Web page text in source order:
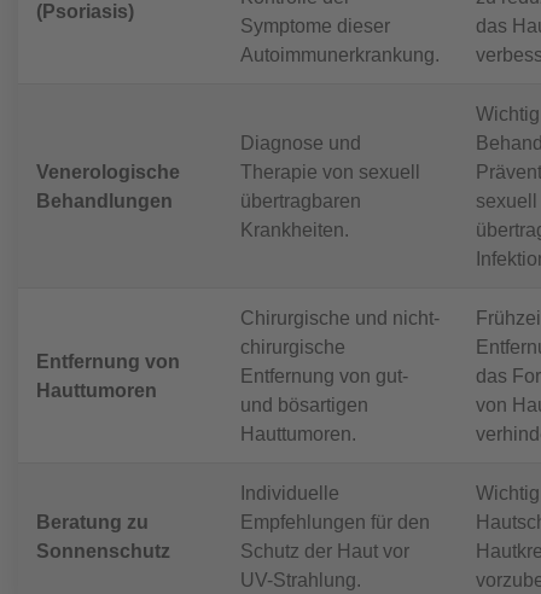
(Psoriasis)
Symptome dieser
Autoimmunerkrankung.
das
Venerologische
Behandlungen
Diagnose und
Therapie von sexuell
übertragbaren
Krankheiten.
sexuell
Entfernung von
Hauttumoren
Chirurgische und nicht-
chirurgische
Entfernung von gut-
und bösartigen
Hauttumoren.
das
von
Beratung zu
Sonnenschutz
Individuelle
Empfehlungen für den
Schutz der Haut vor
UV-Strahlung.